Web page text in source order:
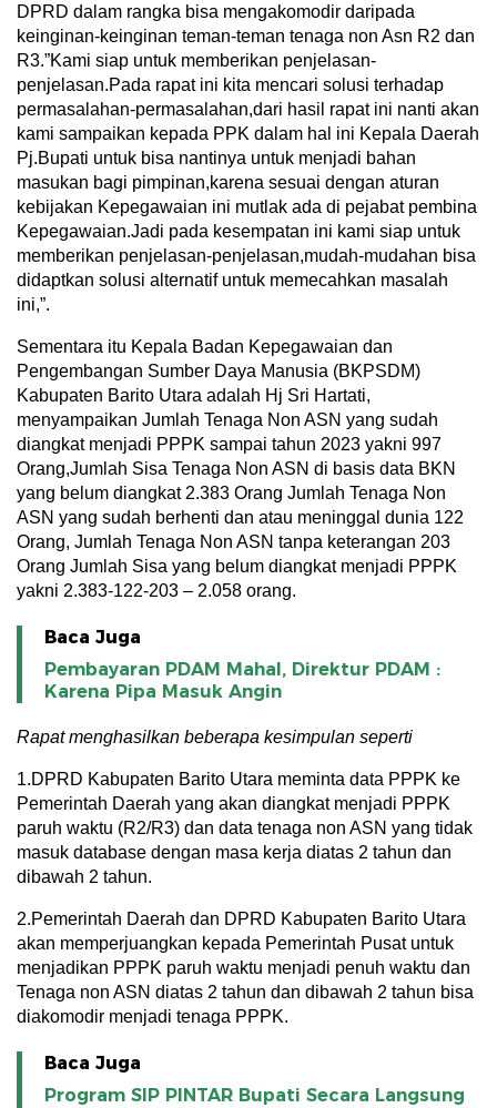
DPRD dalam rangka bisa mengakomodir daripada
keinginan-keinginan teman-teman tenaga non Asn R2 dan
R3.”Kami siap untuk memberikan penjelasan-
penjelasan.Pada rapat ini kita mencari solusi terhadap
permasalahan-permasalahan,dari hasil rapat ini nanti akan
kami sampaikan kepada PPK dalam hal ini Kepala Daerah
Pj.Bupati untuk bisa nantinya untuk menjadi bahan
masukan bagi pimpinan,karena sesuai dengan aturan
kebijakan Kepegawaian ini mutlak ada di pejabat pembina
Kepegawaian.Jadi pada kesempatan ini kami siap untuk
memberikan penjelasan-penjelasan,mudah-mudahan bisa
didaptkan solusi alternatif untuk memecahkan masalah
ini,”.
Sementara itu Kepala Badan Kepegawaian dan
Pengembangan Sumber Daya Manusia (BKPSDM)
Kabupaten Barito Utara adalah Hj Sri Hartati,
menyampaikan Jumlah Tenaga Non ASN yang sudah
diangkat menjadi PPPK sampai tahun 2023 yakni 997
Orang,Jumlah Sisa Tenaga Non ASN di basis data BKN
yang belum diangkat 2.383 Orang Jumlah Tenaga Non
ASN yang sudah berhenti dan atau meninggal dunia 122
Orang, Jumlah Tenaga Non ASN tanpa keterangan 203
Orang Jumlah Sisa yang belum diangkat menjadi PPPK
yakni 2.383-122-203 – 2.058 orang.
Baca Juga
Pembayaran PDAM Mahal, Direktur PDAM :
Karena Pipa Masuk Angin
Rapat menghasilkan beberapa kesimpulan seperti
1.DPRD Kabupaten Barito Utara meminta data PPPK ke
Pemerintah Daerah yang akan diangkat menjadi PPPK
paruh waktu (R2/R3) dan data tenaga non ASN yang tidak
masuk database dengan masa kerja diatas 2 tahun dan
dibawah 2 tahun.
2.Pemerintah Daerah dan DPRD Kabupaten Barito Utara
akan memperjuangkan kepada Pemerintah Pusat untuk
menjadikan PPPK paruh waktu menjadi penuh waktu dan
Tenaga non ASN diatas 2 tahun dan dibawah 2 tahun bisa
diakomodir menjadi tenaga PPPK.
Baca Juga
Program SIP PINTAR Bupati Secara Langsung